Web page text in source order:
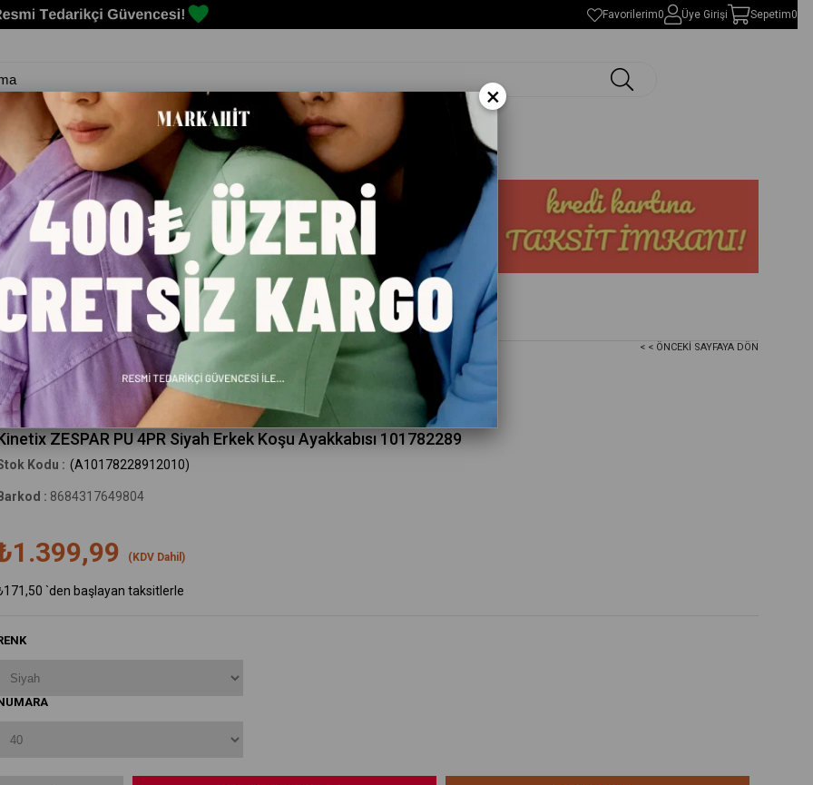
Favorilerim0 Üye Girişi Sepetim0
Erkek Kadın Çocuk Spor Malzemeleri Markalar Blog
SIYAH ERKEK KOŞU AYAKKABISI 101782289
< < ÖNCEKI SAYFAYA DÖN
Kinetix
ZESPAR PU 4PR Siyah Erkek Koşu Ayakkabısı 101782289
(A10178228912010)
Barkod : 8684317649804
(KDV Dahil)
`den başlayan taksitlerle
×